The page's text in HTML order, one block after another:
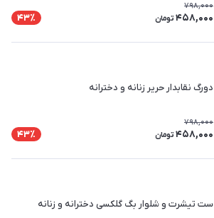
798,000
458,000 تومان 43٪
دورگ نقابدار حریر زنانه و دخترانه
798,000
458,000 تومان 43٪
ست تیشرت و شلوار بگ گلکسی دخترانه و زنانه